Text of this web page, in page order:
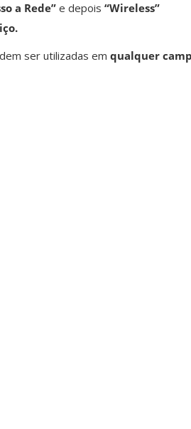
a Rede” e depois “Wireless”
ser utilizadas em qualquer